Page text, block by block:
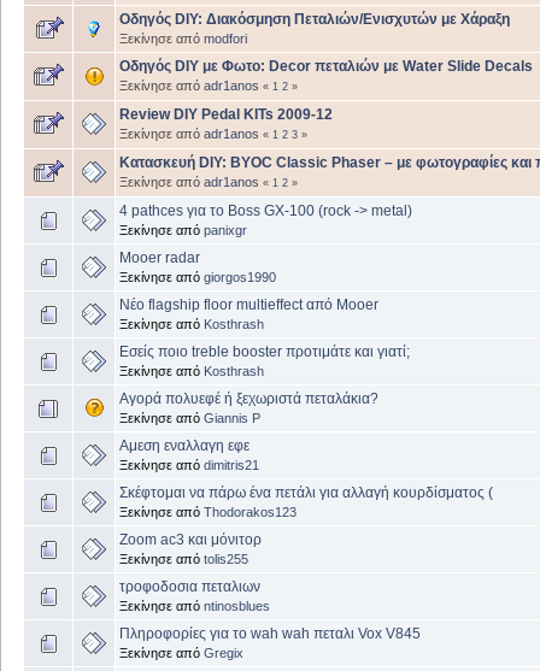
Οδηγός DIY: Διακόσμηση Πεταλιών/Ενισχυτών με Χάραξη
Ξεκίνησε από modfori
Οδηγός DIY με Φωτο: Decor πεταλιών με Water Slide Decals
Ξεκίνησε από adr1anos « 1 2 »
Review DIY Pedal KITs 2009-12
Ξεκίνησε από adr1anos « 1 2 3 »
Κατασκευή DIY: BYOC Classic Phaser – με φωτογραφίες και
Ξεκίνησε από adr1anos « 1 2 »
4 pathces για το Boss GX-100 (rock -> metal)
Ξεκίνησε από panixgr
Mooer radar
Ξεκίνησε από giorgos1990
Νέο flagship floor multieffect από Mooer
Ξεκίνησε από Kosthrash
Εσείς ποιο treble booster προτιμάτε και γιατί;
Ξεκίνησε από Kosthrash
Αγορά πολυεφέ ή ξεχωριστά πεταλάκια?
Ξεκίνησε από Giannis P
Αμεση εναλλαγη εφε
Ξεκίνησε από dimitris21
Σκέφτομαι να πάρω ένα πετάλι για αλλαγή κουρδίσματος (
Ξεκίνησε από Thodorakos123
Zoom ac3 και μόνιτορ
Ξεκίνησε από tolis255
τροφοδοσια πεταλιων
Ξεκίνησε από ntinosblues
Πληροφορίες για το wah wah πεταλι Vox V845
Ξεκίνησε από Gregix